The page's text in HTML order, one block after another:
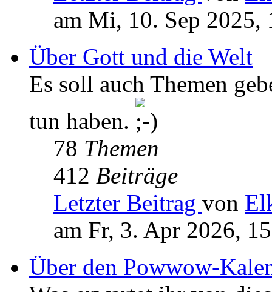
am Mi, 10. Sep 2025,
Über Gott und die Welt
Es soll auch Themen
tun haben.
78 Themen
412 Beiträge
Letzter Beitrag von
am Fr, 3. Apr 2026,
Über den Powwow-